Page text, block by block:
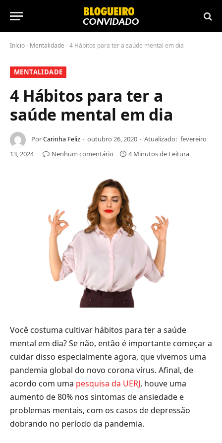
Início- Mentalidade -4 Hábitos para ter a saúde mental em dia
MENTALIDADE
4 Hábitos para ter a
saúde mental em dia
PorCarinha Feliz outubro 26, 2020 Atualizado: fevereiro
13, 2024
Nenhum comentário 4 Minutos de Leitura
Você costuma cultivar hábitos para ter a saúde
mental em dia? Se não, então é importante começar a
cuidar disso especialmente agora, que vivemos uma
pandemia global do novo corona vírus. Afinal, de
acordo com uma pesquisa da UERJ, houve uma
aumento de 80% nos sintomas de ansiedade e
problemas mentais, com os casos de depressão
dobrando no período da pandemia.